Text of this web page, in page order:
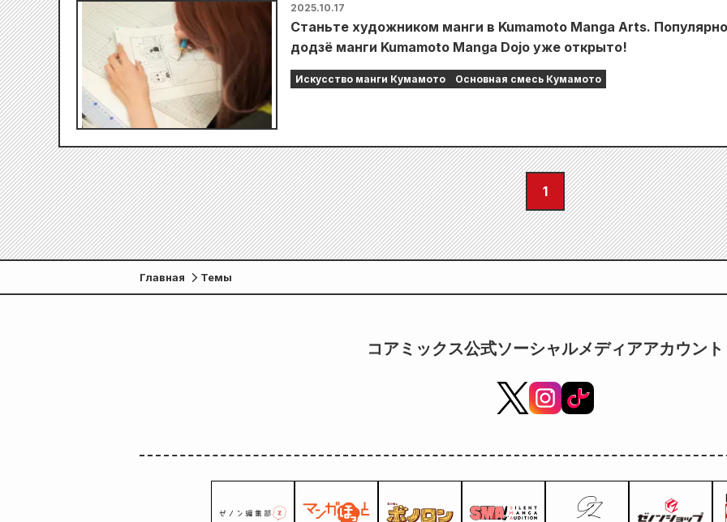
2025.10.17
Станьте художником манги в Kumamoto Manga Arts.
додзё манги Kumamoto Manga Dojo уже открыто!
Искусство манги Кумамото Основная смесь Кумамото
1
Главная Темы
コアミックス公式ソーシャルメディアアカウント